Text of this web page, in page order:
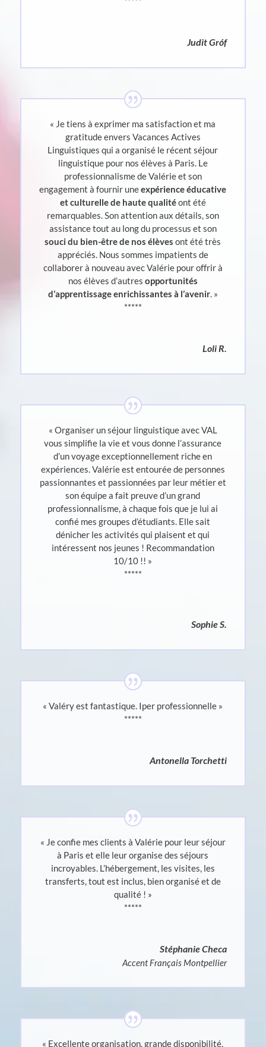
Judit Gróf
« Je tiens à exprimer ma satisfaction et ma
gratitude envers Vacances Actives
Linguistiques qui a organisé le récent séjour
linguistique pour nos élèves à Paris. Le
professionnalisme de Valérie et son
engagement à fournir uneexpérience éducative
et culturelle de haute qualitéont été
remarquables. Son attention aux détails, son
assistance tout au long du processus et son
souci du bien-être de nos élèves ont été très
appréciés. Nous sommes impatients de
collaborer à nouveau avec Valérie pour offrir à
nos élèves d’autres opportunités
d’apprentissage enrichissantes à l’avenir. »
*****
Loli R.
« Organiser un séjour linguistique avec VAL
vous simplifie la vie et vous donne l’assurance
d’un voyage exceptionnellement riche en
expériences. Valérie est entourée de personnes
passionnantes et passionnées par leur métier et
son équipe a fait preuve d’un grand
professionnalisme, à chaque fois que je lui ai
confié mes groupes d’étudiants. Elle sait
dénicher les activités qui plaisent et qui
intéressent nos jeunes ! Recommandation
10/10 !! »
*****
Sophie S.
« Valéry est fantastique. Iper professionnelle »
*****
Antonella Torchetti
« Je confie mes clients à Valérie pour leur séjour
à Paris et elle leur organise des séjours
incroyables. L’hébergement, les visites, les
transferts, tout est inclus, bien organisé et de
qualité ! »
*****
Stéphanie Checa
Accent Français Montpellier
« Excellente organisation, grande disponibilité,